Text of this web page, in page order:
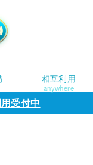
相互利用
anywhere
受付中